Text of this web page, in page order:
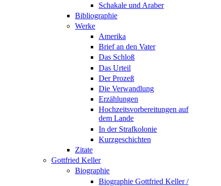
Schakale und Araber
Bibliographie
Werke
Amerika
Brief an den Vater
Das Schloß
Das Urteil
Der Prozeß
Die Verwandlung
Erzählungen
Hochzeitsvorbereitungen auf
dem Lande
In der Strafkolonie
Kurzgeschichten
Zitate
Gottfried Keller
Biographie
Biographie Gottfried Keller /